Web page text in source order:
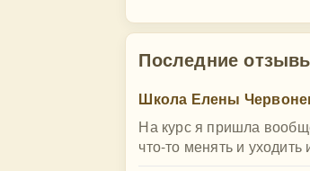
Последние
Школа Елены
На курс я пришла
что-то менять и